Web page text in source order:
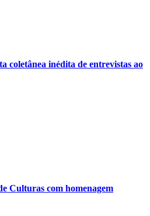
coletânea inédita de entrevistas ao
Culturas com homenagem